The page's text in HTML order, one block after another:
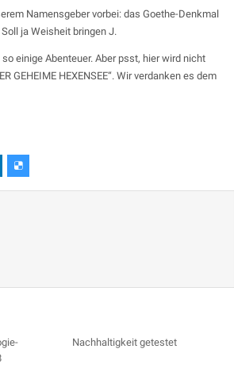
Namensgeber vorbei: das Goethe-Denkmal
ja Weisheit bringen J.
einige Abenteuer. Aber psst, hier wird nicht
GEHEIME HEXENSEE“. Wir verdanken es dem
Nachhaltigkeit getestet